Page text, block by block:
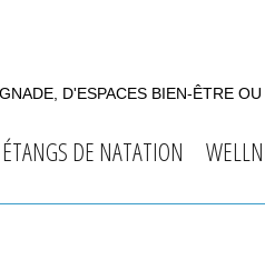
D'ESPACES BIEN-ÊTRE
ÉTANGS DE NATATION